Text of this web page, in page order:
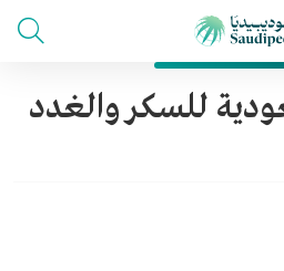
للسكر والغدد